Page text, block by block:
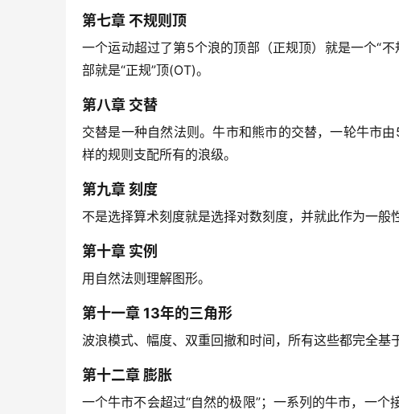
第七章 不规则顶
一个运动超过了第5个浪的顶部（正规顶）就是一个“
部就是“正规”顶(OT)。
第八章 交替
交替是一种自然法则。牛市和熊市的交替，一轮牛市
样的规则支配所有的浪级。
第九章 刻度
不是选择算术刻度就是选择对数刻度，并就此作为一般
第十章 实例
用自然法则理解图形。
第十一章 13年的三角形
波浪模式、幅度、双重回撤和时间，所有这些都完全基
第十二章 膨胀
一个牛市不会超过“自然的极限”；一系列的牛市，一